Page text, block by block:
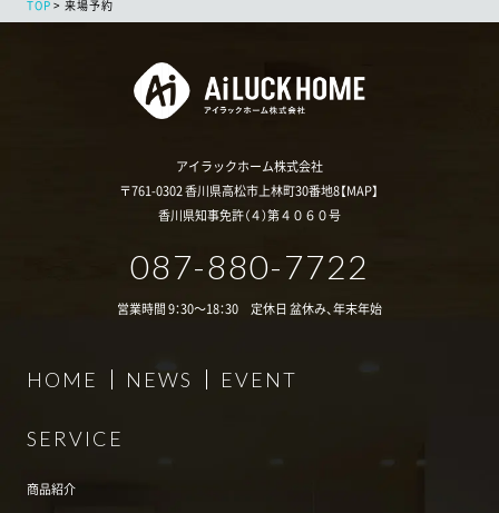
TOP 来場予約
アイラックホーム株式会社
〒761-0302 香川県高松市上林町30番地8【MAP】
香川県知事免許（４）第４０６０号
087-880-7722
営業時間 9：30～18：30 定休日 盆休み、年末年始
HOME NEWS EVENT
SERVICE
商品紹介